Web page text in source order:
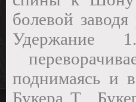
болевой
Удержание
поднимаясь и
Букера Т.